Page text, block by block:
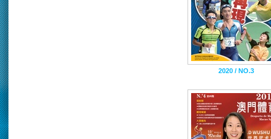
2020 / NO.3